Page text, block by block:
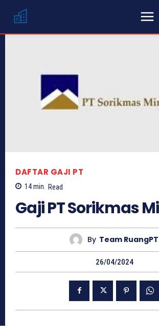
DAFTAR GAJI PT
14min. Read
Gaji PT Sorikmas
By Team RuangPT
26/04/2024